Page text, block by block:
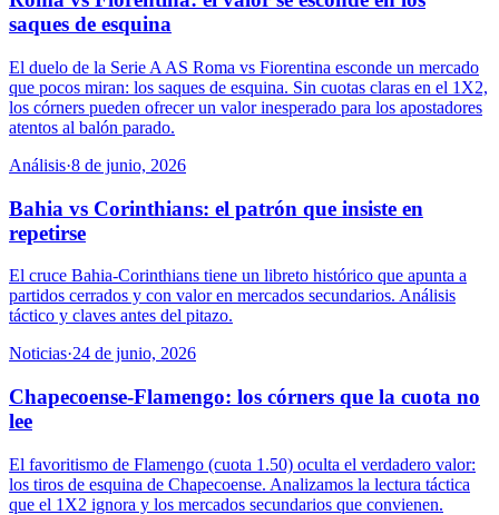
saques de esquina
El duelo de la Serie A AS Roma vs Fiorentina esconde un mercado
que pocos miran: los saques de esquina. Sin cuotas claras en el 1X2,
los córners pueden ofrecer un valor inesperado para los apostadores
atentos al balón parado.
Análisis·8 de junio, 2026
Bahia vs Corinthians: el patrón que insiste en
repetirse
El cruce Bahia-Corinthians tiene un libreto histórico que apunta a
partidos cerrados y con valor en mercados secundarios. Análisis
táctico y claves antes del pitazo.
Noticias·24 de junio, 2026
Chapecoense-Flamengo: los córners que la cuota no
lee
El favoritismo de Flamengo (cuota 1.50) oculta el verdadero valor:
los tiros de esquina de Chapecoense. Analizamos la lectura táctica
que el 1X2 ignora y los mercados secundarios que convienen.